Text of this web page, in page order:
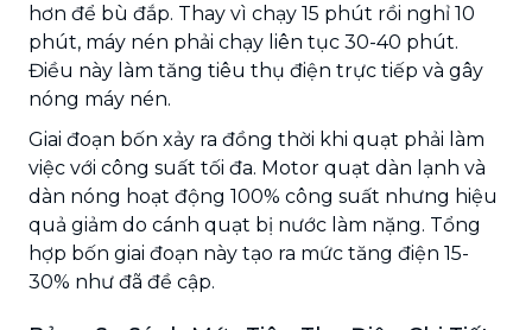
hơn để bù đắp. Thay vì chạy 15 phút rồi nghỉ 10
phút, máy nén phải chạy liên tục 30-40 phút.
Điều này làm tăng tiêu thụ điện trực tiếp và gây
nóng máy nén.
Giai đoạn bốn xảy ra đồng thời khi quạt phải làm
việc với công suất tối đa. Motor quạt dàn lạnh và
dàn nóng hoạt động 100% công suất nhưng hiệu
quả giảm do cánh quạt bị nước làm nặng. Tổng
hợp bốn giai đoạn này tạo ra mức tăng điện 15-
30% như đã đề cập.